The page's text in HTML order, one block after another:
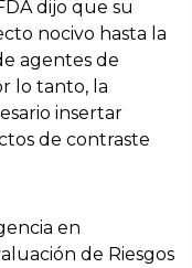
dijo que su
nocivo hasta la
agentes de
lo tanto, la
insertar
de contraste
en
de Riesgos